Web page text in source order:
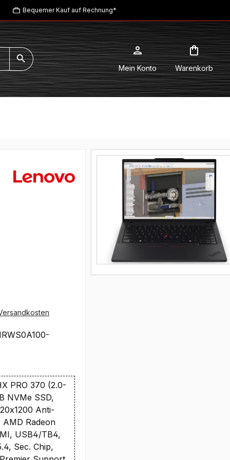
Bequemer Kauf auf Rechnung*
Mein Konto Warenkorb
PRO 370 (2.0-
NVMe SSD,
Anti-
AMD Radeon
USB4/TB4,
Sec. Chip,